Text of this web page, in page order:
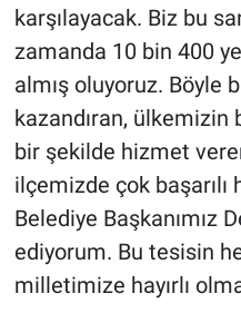
karşılayacak. Biz bu
zamanda 10 bin 400
almış oluyoruz. Böyle
kazandıran, ülkemizin
bir şekilde hizmet
ilçemizde çok
Belediye Başkanımız
ediyorum. Bu tesisin
milletimize hayırlı